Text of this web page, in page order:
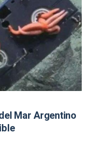
Mar Argentino